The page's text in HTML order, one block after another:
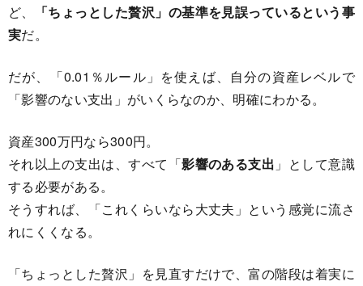
ど、
「ちょっとした贅沢」の基準を見誤っているという事
実だ。
だが、「0.01％ルール」を使えば、自分の資産レベルで
「影響のない支出」がいくらなのか、明確にわかる。
資産300万円なら300円。
それ以上の支出は、すべて「影響のある支出 」として意識
する必要がある。
そうすれば、「これくらいなら大丈夫」という感覚に流さ
れにくくなる。
「ちょっとした贅沢」を見直すだけで、富の階段は着実に